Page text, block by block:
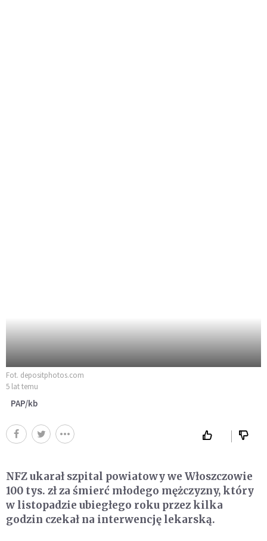
Fot. depositphotos.com
5 lat temu
PAP/kb
NFZ ukarał szpital powiatowy we Włoszczowie
100 tys. zł za śmierć młodego mężczyzny, który
w listopadzie ubiegłego roku przez kilka
godzin czekał na interwencję lekarską.